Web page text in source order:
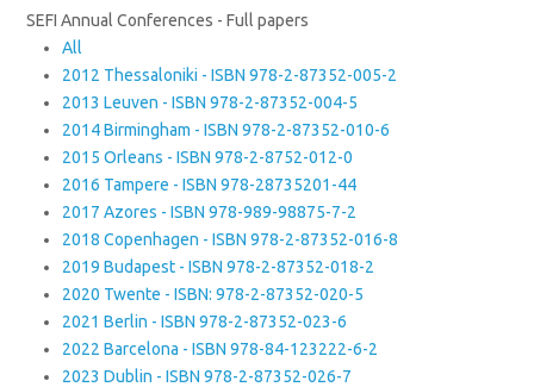
SEFI Annual Conferences - Full papers
All
2012 Thessaloniki - ISBN 978-2-87352-005-2
2013 Leuven - ISBN 978-2-87352-004-5
2014 Birmingham - ISBN 978-2-87352-010-6
2015 Orleans - ISBN 978-2-8752-012-0
2016 Tampere - ISBN 978-28735201-44
2017 Azores - ISBN 978-989-98875-7-2
2018 Copenhagen - ISBN 978-2-87352-016-8
2019 Budapest - ISBN 978-2-87352-018-2
2020 Twente - ISBN: 978-2-87352-020-5
2021 Berlin - ISBN 978-2-87352-023-6
2022 Barcelona - ISBN 978-84-123222-6-2
2023 Dublin - ISBN 978-2-87352-026-7